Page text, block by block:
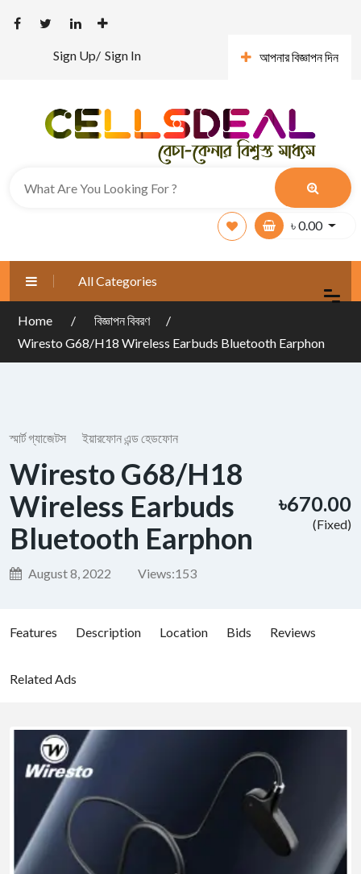
Sign Up/ Sign In আপনার বিজ্ঞাপন দিন
৳0.00
All Categories
Home
বিজ্ঞাপন বিবরণ
Wiresto G68/H18 Wireless Earbuds Bluetooth Earphon
স্মার্ট গ্যাজেটস ইয়ারফোন এন্ড হেডফোন
Wiresto G68/H18
Wireless Earbuds
Bluetooth Earphon
August 8, 2022 Views:153
৳670.00
(Fixed)
Features Description Location Bids Reviews
Related Ads